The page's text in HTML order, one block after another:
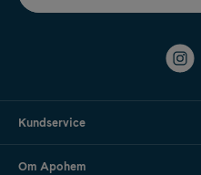
Kundservice
Om Apohem